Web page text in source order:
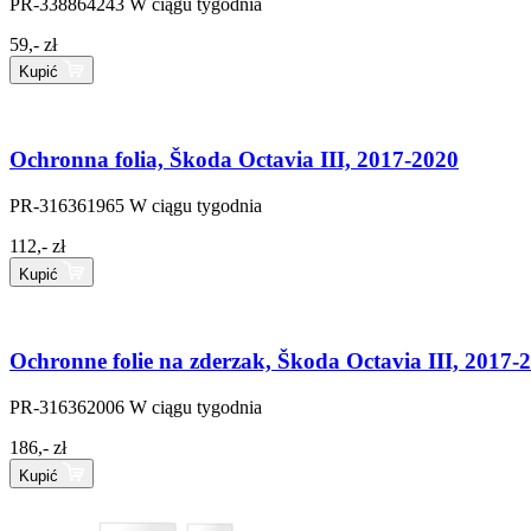
59,- zł
Kupić
Ochronna folia, Škoda Octavia III, 2017-2020
PR-316361965 W ciągu tygodnia
112,- zł
Kupić
Ochronne folie na zderzak, Škoda Octavia III, 2017-
PR-316362006 W ciągu tygodnia
186,- zł
Kupić